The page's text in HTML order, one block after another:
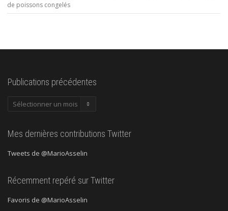
de poissons congelés
Publications précédentes
Publications
Mes dernières contributions Twitter
Tweets de @MarioAsselin
Récemment repéré sur Twitter
Favoris de @MarioAsselin